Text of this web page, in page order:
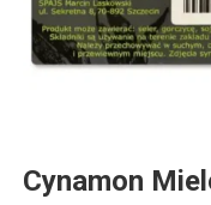
Cynamon